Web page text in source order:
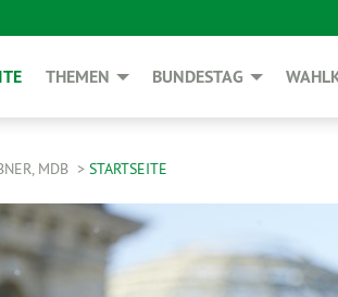
THEMEN BUNDESTAG
MDB STARTSEITE